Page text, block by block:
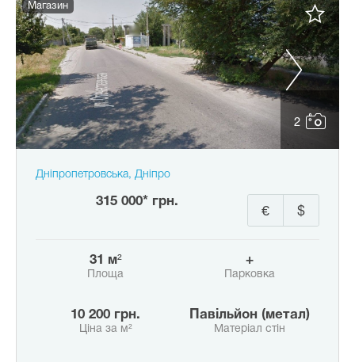
2
Магазин
Дніпропетровська, Дніпро
315 000* грн.
$
€
31 м²
Площа
+
Парковка
10 200 грн.
Ціна за м²
Павільйон (метал)
Матеріал стін